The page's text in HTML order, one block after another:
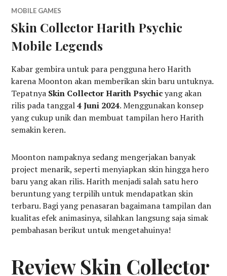
MOBILE GAMES
Skin Collector Harith Psychic
Mobile Legends
Kabar gembira untuk para pengguna hero Harith
karena Moonton akan memberikan skin baru untuknya.
Tepatnya Skin Collector Harith Psychicyang akan
rilis pada tanggal4 Juni 2024. Menggunakan konsep
yang cukup unik dan membuat tampilan hero Harith
semakin keren.
Moonton nampaknya sedang mengerjakan banyak
project menarik, seperti menyiapkan skin hingga hero
baru yang akan rilis. Harith menjadi salah satu hero
beruntung yang terpilih untuk mendapatkan skin
terbaru. Bagi yang penasaran bagaimana tampilan dan
kualitas efek animasinya, silahkan langsung saja simak
pembahasan berikut untuk mengetahuinya!
Review Skin Collector